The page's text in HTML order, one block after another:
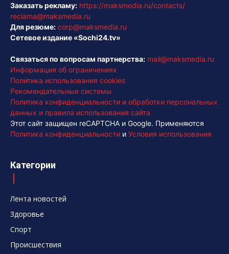
Заказать рекламу: https://maksmedia.ru/contacts/
reclama@maksmedia.ru
Для резюме: corp@maksmedia.ru
Сетевое издание «Sochi24.tv»
Связаться по вопросам партнерства: mail@maksmedia.ru
Информация об ограничениях
Политика использования cookies
Рекомендательные системы
Политика конфиденциальности и обработки персональных
данных и правила использования сайта
Этот сайт защищен reCAPTCHA и Google. Применяются
Политика конфиденциальности и Условия использования
Категории
Лента новостей
Здоровье
Спорт
Происшествия